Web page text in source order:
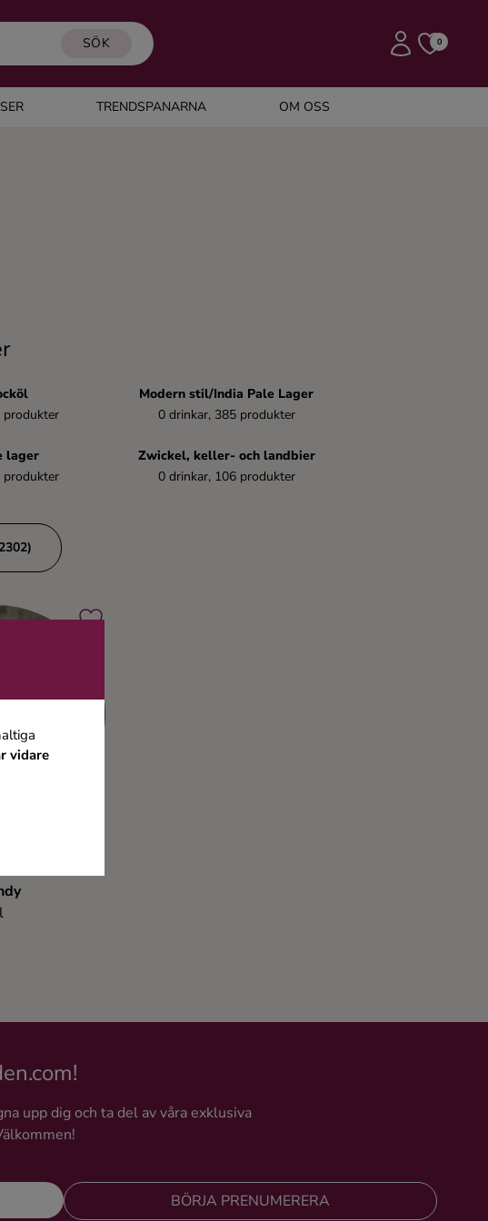
SÖK 0
TRENDSPANARNA OM OSS
vidare
produkter
Modern stil/India Pale Lager
0 drinkar, 385 produkter
lager
produkter
Zwickel, keller- och landbier
0 drinkar, 106 produkter
upp dig och ta del av våra exklusiva
BÖRJA PRENUMERERA